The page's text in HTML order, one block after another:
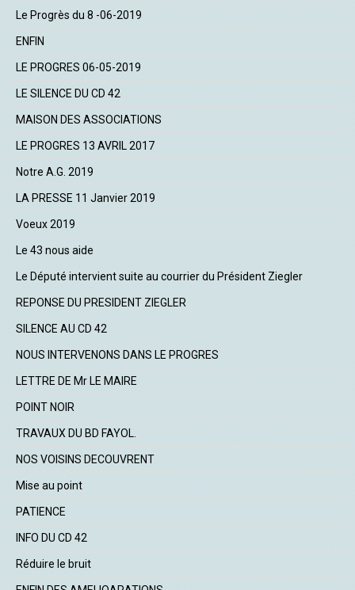
Le Progrès du 8 -06-2019
ENFIN
LE PROGRES 06-05-2019
LE SILENCE DU CD 42
MAISON DES ASSOCIATIONS
LE PROGRES 13 AVRIL 2017
Notre A.G. 2019
LA PRESSE 11 Janvier 2019
Voeux 2019
Le 43 nous aide
Le Député intervient suite au courrier du Président Ziegler
REPONSE DU PRESIDENT ZIEGLER
SILENCE AU CD 42
NOUS INTERVENONS DANS LE PROGRES
LETTRE DE Mr LE MAIRE
POINT NOIR
TRAVAUX DU BD FAYOL.
NOS VOISINS DECOUVRENT
Mise au point
PATIENCE
INFO DU CD 42
Réduire le bruit